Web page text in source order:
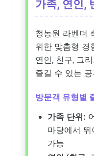
가족, 연인,
청농원 라벤더
위한 맞춤형 경
연인, 친구, 그
즐길 수 있는
방문객 유형별
가족 단위:
마당에서
가능